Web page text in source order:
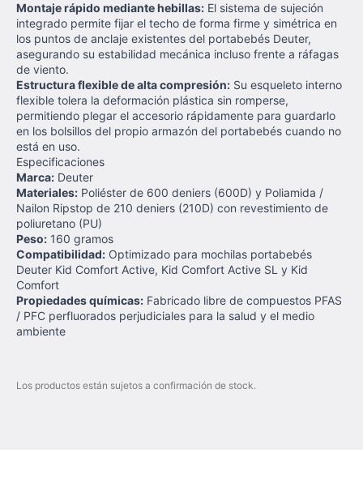
Montaje rápido mediante hebillas: El sistema de sujeción
integrado permite fijar el techo de forma firme y simétrica en
los puntos de anclaje existentes del portabebés Deuter,
asegurando su estabilidad mecánica incluso frente a ráfagas
de viento.
Estructura flexible de alta compresión: Su esqueleto interno
flexible tolera la deformación plástica sin romperse,
permitiendo plegar el accesorio rápidamente para guardarlo
en los bolsillos del propio armazón del portabebés cuando no
está en uso.
Especificaciones
Marca: Deuter
Materiales: Poliéster de 600 deniers (600D) y Poliamida /
Nailon Ripstop de 210 deniers (210D) con revestimiento de
poliuretano (PU)
Peso: 160 gramos
Compatibilidad: Optimizado para mochilas portabebés
Deuter Kid Comfort Active, Kid Comfort Active SL y Kid
Comfort
Propiedades químicas: Fabricado libre de compuestos PFAS
/ PFC perfluorados perjudiciales para la salud y el medio
ambiente
Los productos están sujetos a confirmación de stock.